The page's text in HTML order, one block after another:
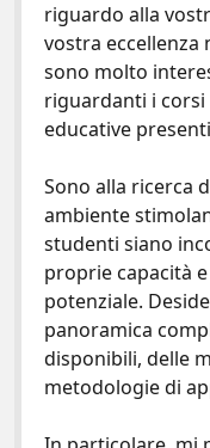
riguardo alla
vostra eccellenza
sono molto
riguardanti i
educative
Sono alla ricerca
ambiente
studenti siano
proprie capacità
potenziale.
panoramica
disponibili, delle
metodologie di